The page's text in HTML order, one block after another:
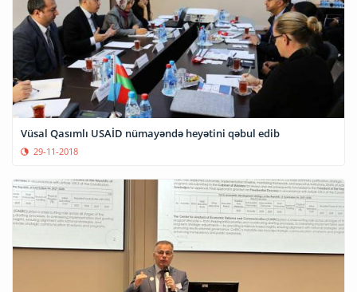
Vüsal Qasımlı USAİD nümayəndə heyətini qəbul edib
29-11-2018